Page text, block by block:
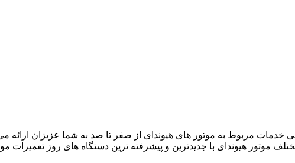
خدمات مربوط به موتور های هیوندای از صفر تا صد به شما عزیزان ارائه
موتور هیوندای با جدیدترین و پیشرفته ترین دستگاه های روز